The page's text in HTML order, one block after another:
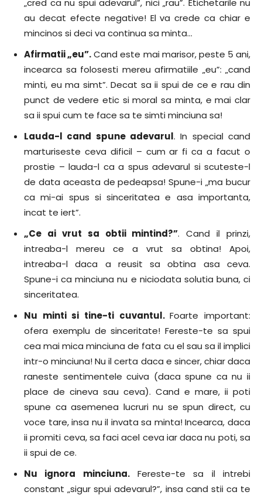
„cred ca nu spui adevarul”, nici „rau”. Etichetarile nu
au decat efecte negative! El va crede ca chiar e
mincinos si deci va continua sa minta…
Afirmatii „eu”.Cand este mai marisor, peste 5 ani,
incearca sa folosesti mereu afirmatiile „eu”: „cand
minti, eu ma simt”. Decat sa ii spui de ce e rau din
punct de vedere etic si moral sa minta, e mai clar
sa ii spui cum te face sa te simti minciuna sa!
Lauda-l cand spune adevarul. In special cand
marturiseste ceva dificil – cum ar fi ca a facut o
prostie – lauda-l ca a spus adevarul si scuteste-l
de data aceasta de pedeapsa! Spune-i „ma bucur
ca mi-ai spus si sinceritatea e asa importanta,
incat te iert”.
„Ce ai vrut sa obtii mintind?”. Cand il prinzi,
intreaba-l mereu ce a vrut sa obtina! Apoi,
intreaba-l daca a reusit sa obtina asa ceva.
Spune-i ca minciuna nu e niciodata solutia buna, ci
sinceritatea.
Nu minti si tine-ti cuvantul.Foarte important:
ofera exemplu de sinceritate! Fereste-te sa spui
cea mai mica minciuna de fata cu el sau sa il implici
intr-o minciuna! Nu il certa daca e sincer, chiar daca
raneste sentimentele cuiva (daca spune ca nu ii
place de cineva sau ceva). Cand e mare, ii poti
spune ca asemenea lucruri nu se spun direct, cu
voce tare, insa nu il invata sa minta! Incearca, daca
ii promiti ceva, sa faci acel ceva iar daca nu poti, sa
ii spui de ce.
Nu ignora minciuna.Fereste-te sa il intrebi
constant „sigur spui adevarul?”, insa cand stii ca te